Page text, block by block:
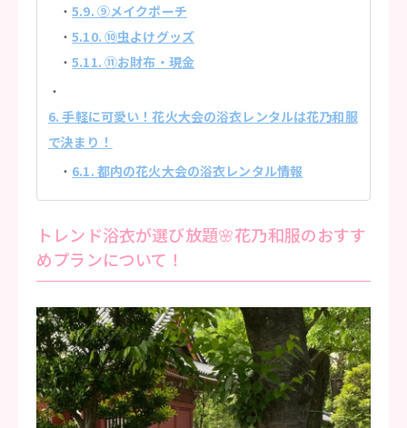
5.9. ⑨メイクポーチ
5.10. ⑩虫よけグッズ
5.11. ⑪お財布・現金
6. 手軽に可愛い！花火大会の浴衣レンタルは花乃和服
で決まり！
6.1. 都内の花火大会の浴衣レンタル情報
トレンド浴衣が選び放題🌸花乃和服のおすす
めプランについて！